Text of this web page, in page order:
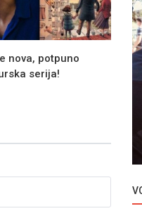
nova, potpuno
serija!
trodelni film!